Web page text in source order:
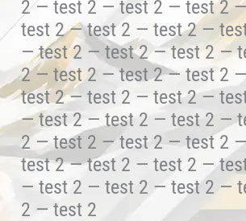
2 — test 2 — test 2 — test 2
test 2 — test 2 — test 2 —
— test 2 — test 2 — test 2 —
2 — test 2 — test 2 — test 2
test 2 — test 2 — test 2 —
— test 2 — test 2 — test 2 —
2 — test 2 — test 2 — test 2
test 2 — test 2 — test 2 —
— test 2 — test 2 — test 2 —
2 — test 2